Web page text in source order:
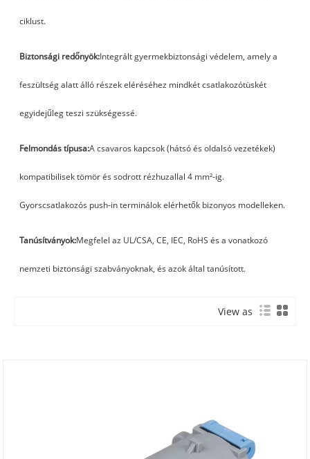
ciklust.
Biztonsági redőnyök:Integrált gyermekbiztonsági védelem, amely a
feszültség alatt álló részek eléréséhez mindkét csatlakozótüskét
egyidejűleg teszi szükségessé.
Felmondás típusa:A csavaros kapcsok (hátsó és oldalsó vezetékek)
kompatibilisek tömör és sodrott rézhuzallal 4 mm²-ig.
Gyorscsatlakozós push-in terminálok elérhetők bizonyos modelleken.
Tanúsítványok:Megfelel az UL/CSA, CE, IEC, RoHS és a vonatkozó
nemzeti biztonsági szabványoknak, és azok által tanúsított.
View as